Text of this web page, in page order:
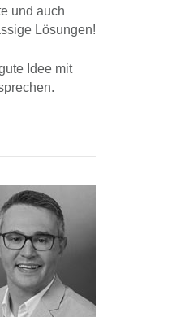
und auch
Lösungen!
Idee mit